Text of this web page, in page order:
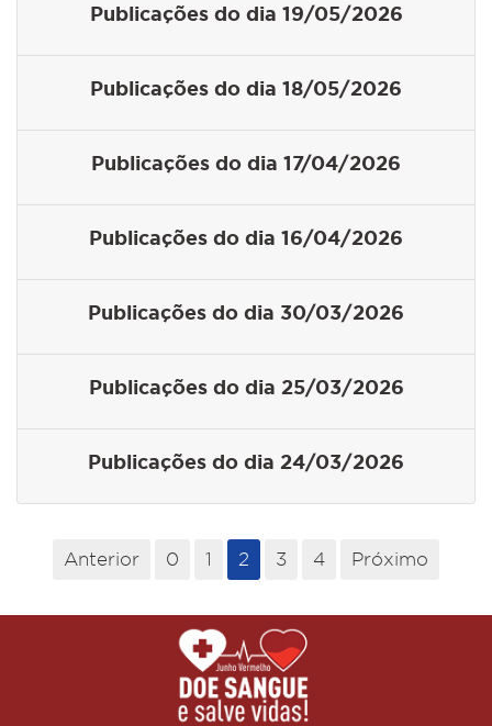
Publicações do dia 19/05/2026
Publicações do dia 18/05/2026
Publicações do dia 17/04/2026
Publicações do dia 16/04/2026
Publicações do dia 30/03/2026
Publicações do dia 25/03/2026
Publicações do dia 24/03/2026
Anterior 0 1 2 3 4 Próximo